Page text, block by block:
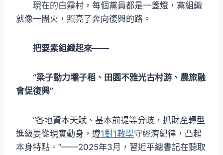
現在的白霧村，每個黨員都是一盞燈，黨組織
就像一團火，照亮了奔向復興的路。
把要素組織起來——
“梁子動力壩子稻、田園不雅光古村游、農旅融
會促復興”
“各地資本天賦、基本前提等分歧，抓財產轉型
進級要從現實動身，遵1對1教學守經濟紀律，凸起
本身特點。”——2025年3月，習近平總書記在聽取